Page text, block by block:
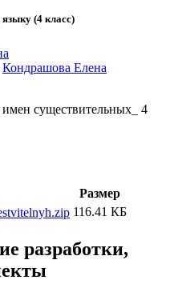
(4 класс)
Кондрашова Елена
существительных_ 4
Размер
116.41 КБ
разработки,